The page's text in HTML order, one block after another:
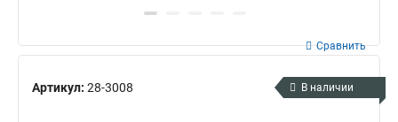
Артикул: 28-3008
Сравнить
В наличии